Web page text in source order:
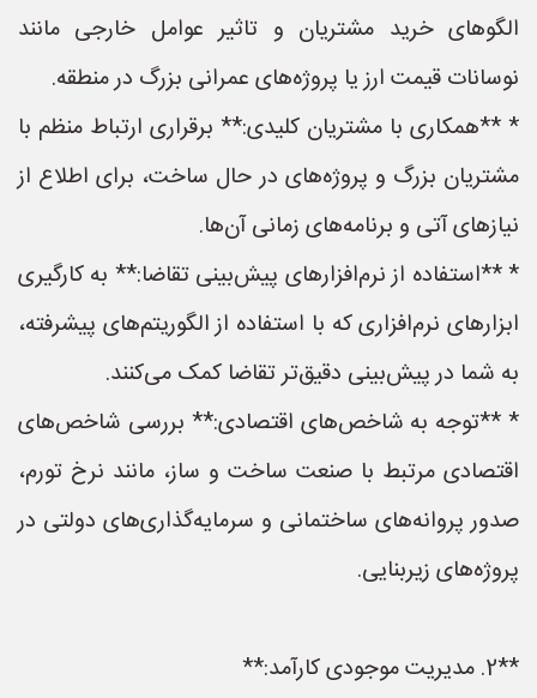
الگوهای خرید مشتریان و تاثیر عوامل خارجی مانند
نوسانات قیمت ارز یا پروژه‌های عمرانی بزرگ در منطقه.
* **همکاری با مشتریان کلیدی:** برقراری ارتباط منظم با
مشتریان بزرگ و پروژه‌های در حال ساخت، برای اطلاع از
نیازهای آتی و برنامه‌های زمانی آن‌ها.
* **استفاده از نرم‌افزارهای پیش‌بینی تقاضا:** به کارگیری
ابزارهای نرم‌افزاری که با استفاده از الگوریتم‌های پیشرفته،
به شما در پیش‌بینی دقیق‌تر تقاضا کمک می‌کنند.
* **توجه به شاخص‌های اقتصادی:** بررسی شاخص‌های
اقتصادی مرتبط با صنعت ساخت و ساز، مانند نرخ تورم،
صدور پروانه‌های ساختمانی و سرمایه‌گذاری‌های دولتی در
پروژه‌های زیربنایی.
**2. مدیریت موجودی کارآمد:**